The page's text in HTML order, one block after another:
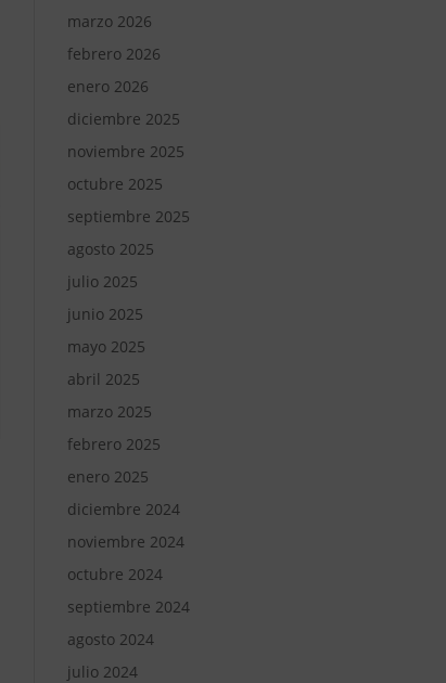
marzo 2026
febrero 2026
enero 2026
diciembre 2025
noviembre 2025
octubre 2025
septiembre 2025
agosto 2025
julio 2025
junio 2025
mayo 2025
abril 2025
marzo 2025
febrero 2025
enero 2025
diciembre 2024
noviembre 2024
octubre 2024
septiembre 2024
agosto 2024
julio 2024